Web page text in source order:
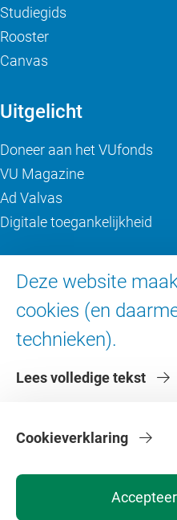
Deze website
cookies (en
technieken).
Lees volledige tekst
Cookieverklaring
Studiegids
Rooster
Canvas
Uitgelicht
Doneer aan het VUfonds
VU Magazine
Ad Valvas
Digitale toegankelijkheid
Over de VU
Contact en route
Werken bij de VU
Diensten